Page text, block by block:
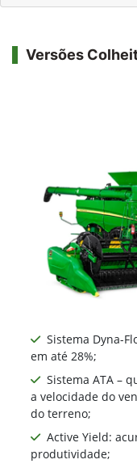
Versões
Sistema Dyna-
em até 28%;
Sistema ATA –
a velocidade do
do terreno;
Active Yield:
produtividade;